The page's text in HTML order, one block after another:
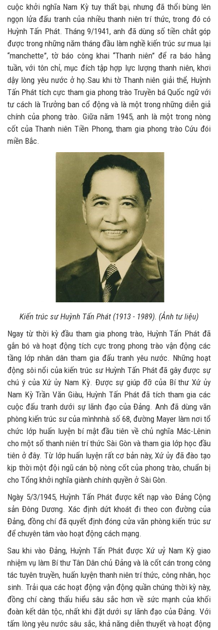
cuộc khởi nghĩa Nam Kỳ tuy thất bại, nhưng đã thổi bùng lên
ngọn lửa đấu tranh của nhiều thanh niên trí thức, trong đó có
Huỳnh Tấn Phát. Tháng 9/1941, anh đã dùng số tiền chắt góp
được trong những năm tháng đầu làm nghề kiến trúc sư mua lại
“manchette”, tờ báo công khai “Thanh niên” để ra báo hằng
tuần, với tôn chỉ, mục đích tập hợp lực lượng thanh niên, khơi
dậy lòng yêu nước ở họ.Sau khi tờ Thanh niên giải thể, Huỳnh
Tấn Phát tích cực tham gia phong trào Truyền bá Quốc ngữ với
tư cách là Trưởng ban cổ động và là một trong những diễn giả
chính của phong trào. Giữa năm 1945, anh là một trong nòng
cốt của Thanh niên Tiền Phong, tham gia phong trào Cứu đói
miền Bắc.
Kiến trúc sư Huỳnh Tấn Phát (1913 - 1989). (Ảnh tư liệu)
Ngay từ thời kỳ đầu tham gia phong trào, Huỳnh Tấn Phát đã
gắn bó và hoạt động tích cực trong phong trào vận động các
tầng lớp nhân dân tham gia đấu tranh yêu nước. Những hoạt
động sôi nổi của kiến trúc sư Huỳnh Tấn Phát đã gây được sự
chú ý của Xứ ủy Nam Kỳ. Được sự giúp đỡ của Bí thư Xứ ủy
Nam Kỳ Trần Văn Giàu, Huỳnh Tấn Phát đã tích tham gia các
cuộc đấu tranh dưới sự lãnh đạo của Đảng. Anh đã dùng văn
phòng kiến trúc sư của mìnhnhà số 68, đường Mayer làm nơi tổ
chức lớp huấn luyện bí mật đầu tiên về chủ nghĩa Mác-Lênin
cho một số thanh niên trí thức Sài Gòn và tham gia lớp học đầu
tiên ở đây. Từ lớp huấn luyện rất cơ bản này, Xứ ủy đã đào tạo
kịp thời một đội ngũ cán bộ nòng cốt của phong trào, chuẩn bị
cho Tổng khởi nghĩa giành chính quyền ở Sài Gòn.
Ngày 5/3/1945, Huỳnh Tấn Phát được kết nạp vào Đảng Cộng
sản Đông Dương. Xác định dứt khoát đi theo con đường của
Đảng, đồng chí đã quyết định đóng cửa văn phòng kiến trúc sư
để chuyên tâm vào hoạt động cách mạng.
Sau khi vào Đảng, Huỳnh Tấn Phát được Xứ uỷ Nam Kỳ giao
nhiệm vụ làm Bí thư Tân Dân chủ Đảng và là cốt cán trong công
tác tuyên truyền, huấn luyện thanh niên trí thức, công nhân, học
sinh. Trải qua các hoạt động vận động quần chúng thời kỳ này,
đồng chí càng thấu hiểu sâu sắc hơn về sức mạnh của khối
đoàn kết dân tộc, nhất khi đặt dưới sự lãnh đạo của Đảng. Với
tấm lòng yêu nước sâu sắc, khả năng diễn thuyết và hoạt động